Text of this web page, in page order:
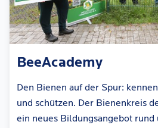
BeeAcademy
Den Bienen auf der Spur:
und schützen. Der Bienenkreis
ein neues Bildungsangebot rund